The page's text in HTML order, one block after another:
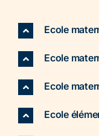
Ecole
Ecole
Ecole
Ecole